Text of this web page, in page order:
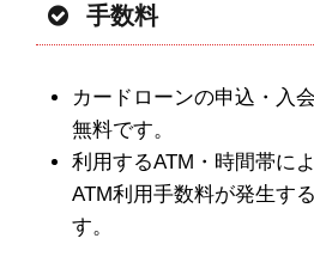
手数料
カードローンの申込・入
無料です。
利用するATM・時間帯に
ATM利用手数料が発生す
す。